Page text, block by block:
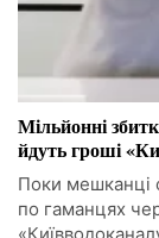
Мільйонні
йдуть гроші
Поки мешканці
по гаманцях